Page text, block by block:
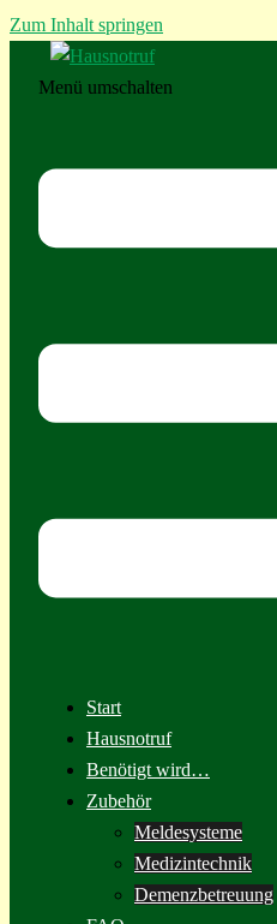
Zum Inhalt springen
Menü umschalten
Start
Hausnotruf
Benötigt wird…
Zubehör
Meldesysteme
Medizintechnik
Demenzbetreuung